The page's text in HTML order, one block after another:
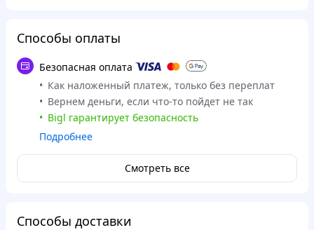
Способы оплаты
Безопасная оплата
Как наложенный платеж, только без переплат
Вернем деньги, если что-то пойдет не так
Bigl гарантирует безопасность
Подробнее
Смотреть все
Способы доставки